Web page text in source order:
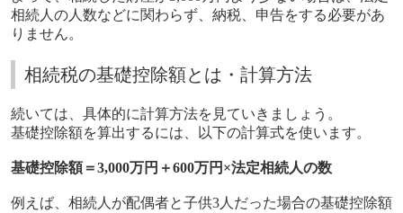
相続人の人数などに関わらず、納税、申告をする必要があ
りません。
相続税の基礎控除額とは・計算方法
続いては、具体的に計算方法を見ていきましょう。
基礎控除額を算出するには、以下の計算式を使います。
基礎控除額＝3,000万円＋600万円×法定相続人の数
例えば、相続人が配偶者と子供3人だった場合の基礎控除額